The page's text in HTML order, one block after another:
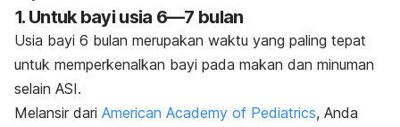
1. Untuk bayi usia 6—7 bulan
Usia bayi 6 bulan merupakan waktu yang paling tepat
untuk memperkenalkan bayi pada makan dan minuman
selain ASI.
Melansir dari American Academy of Pediatrics, Anda